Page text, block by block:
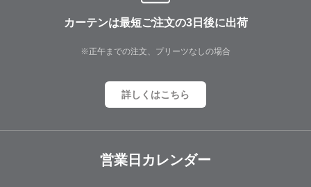
カーテンは最短ご注文の3日後に出荷
※正午までの注文、プリーツなしの場合
詳しくはこちら
営業日カレンダー